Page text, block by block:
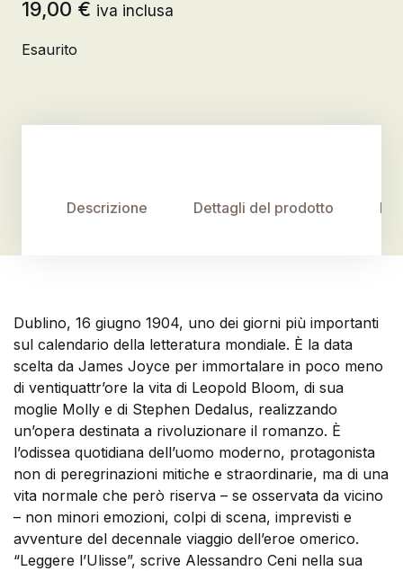
19,00 € iva inclusa
Esaurito
Descrizione Dettagli del prodotto
Dublino, 16 giugno 1904, uno dei giorni più importanti
sul calendario della letteratura mondiale. È la data
scelta da James Joyce per immortalare in poco meno
di ventiquattr’ore la vita di Leopold Bloom, di sua
moglie Molly e di Stephen Dedalus, realizzando
un’opera destinata a rivoluzionare il romanzo. È
l’odissea quotidiana dell’uomo moderno, protagonista
non di peregrinazioni mitiche e straordinarie, ma di una
vita normale che però riserva – se osservata da vicino
– non minori emozioni, colpi di scena, imprevisti e
avventure del decennale viaggio dell’eroe omerico.
“Leggere l’Ulisse”, scrive Alessandro Ceni nella sua